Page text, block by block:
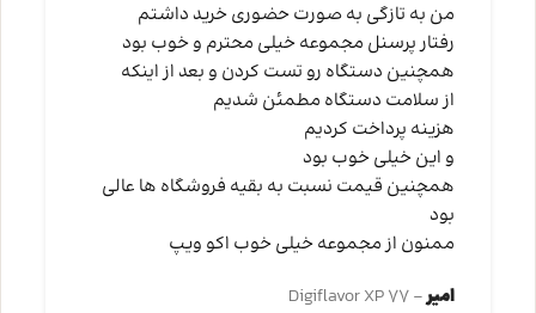
من به تازگی به صورت حضوری خرید داشتم
رفتار پرسنل مجموعه خیلی محترم و خوب بود
همچنین دستگاه رو تست کردن و بعد از اینکه
از سلامت دستگاه مطمئن شدیم
هزینه پرداخت کردیم
و این خیلی خوب بود
همچنین قیمت نسبت به بقیه فروشگاه ها عالی
بود
ممنون از مجموعه خیلی خوب اکو ویپ
امیر Digiflavor XP 77